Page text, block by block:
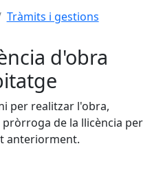
Tràmits i gestions
d'obra
per realitzar l'obra,
de la llicència per
anteriorment.